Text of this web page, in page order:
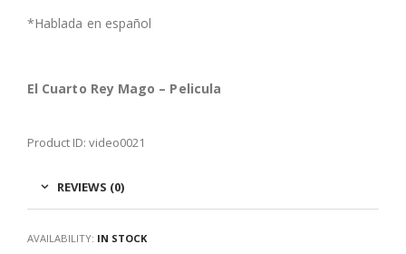
*Hablada en español
El Cuarto Rey Mago – Pelicula
Product ID: video0021
REVIEWS (0)
AVAILABILITY: IN STOCK